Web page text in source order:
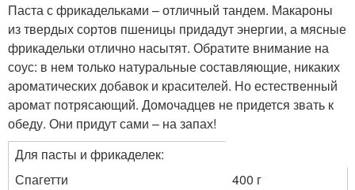
Паста с фрикадельками – отличный тандем. Макароны
из твердых сортов пшеницы придадут энергии, а мясные
фрикадельки отлично насытят. Обратите внимание на
соус: в нем только натуральные составляющие, никаких
ароматических добавок и красителей. Но естественный
аромат потрясающий. Домочадцев не придется звать к
обеду. Они придут сами – на запах!
Для пасты и фрикаделек:
Спагетти
400 г